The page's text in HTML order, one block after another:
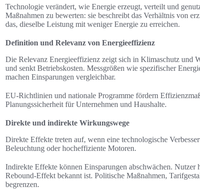
Technologie verändert, wie Energie erzeugt, verteilt und
Maßnahmen zu bewerten: sie beschreibt das Verhältnis von
das, dieselbe Leistung mit weniger Energie zu erreichen.
Definition und Relevanz von Energieeffizienz
Die Relevanz Energieeffizienz zeigt sich in Klimaschutz und
und senkt Betriebskosten. Messgrößen wie spezifischer
machen Einsparungen vergleichbar.
EU-Richtlinien und nationale Programme fördern
Planungssicherheit für Unternehmen und Haushalte.
Direkte und indirekte Wirkungswege
Direkte Effekte treten auf, wenn eine technologische
Beleuchtung oder hocheffiziente Motoren.
Indirekte Effekte können Einsparungen abschwächen. Nutzer
Rebound-Effekt bekannt ist. Politische Maßnahmen,
begrenzen.